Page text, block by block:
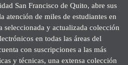
San Francisco de Quito, abre sus
atención de miles de estudiantes en
seleccionada y actualizada colección
en todas las áreas del
con suscripciones a las más
y técnicas, una extensa colección